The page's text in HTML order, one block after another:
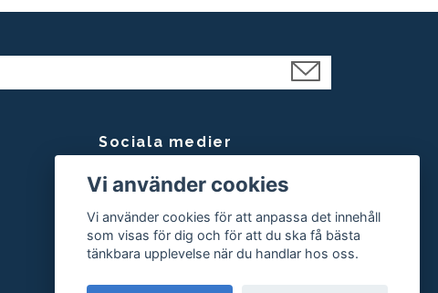
Sociala medier
Facebook
Instagram
Vi använder cookies
Vi använder cookies för att anpassa det innehåll
som visas för dig och för att du ska få bästa
tänkbara upplevelse när du handlar hos oss.